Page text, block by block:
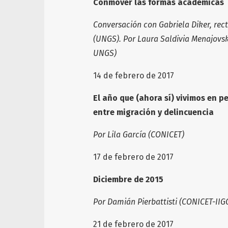
Conmover las formas académicas
Conversación con Gabriela Diker,
(UNGS). Por Laura Saldivia
UNGS)
14 de febrero de
El año que (ahora sí) vivimos en
entre migración y delincuencia
Por Lila García (CONICET)
17 de febrero de 2017
Diciembre de 2015
Por Damián Pierbattisti (CONICET-
21 de febrero